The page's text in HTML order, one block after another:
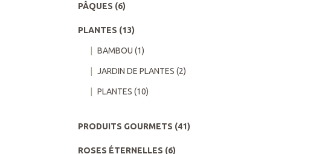
PÂQUES (6)
PLANTES (13)
BAMBOU (1)
JARDIN DE PLANTES (2)
PLANTES (10)
PRODUITS GOURMETS (41)
ROSES ÉTERNELLES (6)